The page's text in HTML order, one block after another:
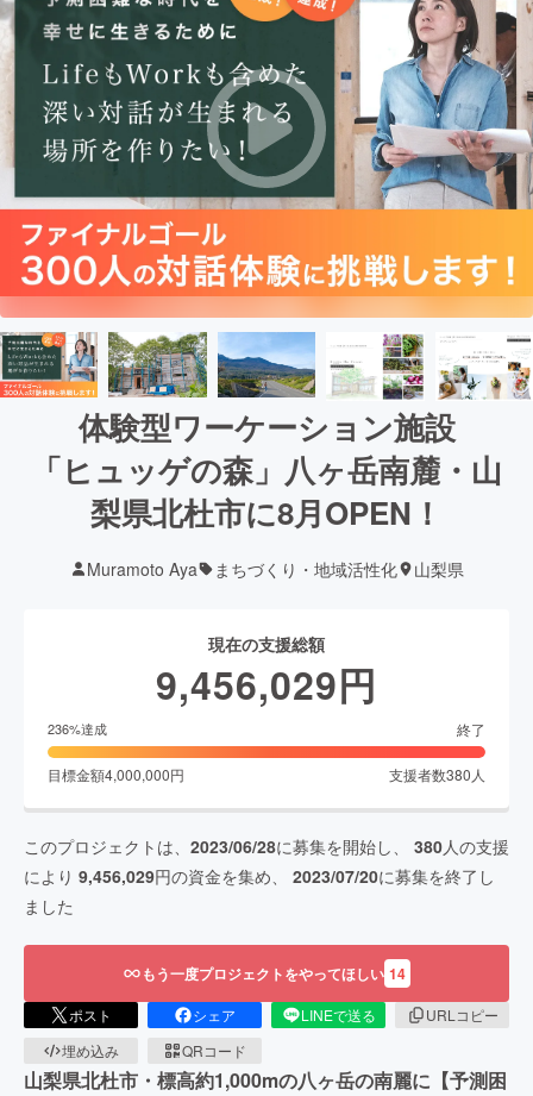
体験型ワーケーション施設
「ヒュッゲの森」八ヶ岳南麓・山
梨県北杜市に8月OPEN！
Muramoto Aya まちづくり・地域活性化 山梨県
現在の支援総額
9,456,029円
236%達成 終了
目標金額4,000,000円 支援者数380 人
このプロジェクトは、 2023/06/28に募集を開始し、 380人の支援
により 9,456,029円の資金を集め、 2023/07/20に募集を終了し
ました
もう一度プロジェクトをやってほしい 14
ポスト シェア LINEで送る
URLコピー
埋め込み
QRコード
山梨県北杜市・標高約1,000mの八ヶ岳の南麗に【予測困